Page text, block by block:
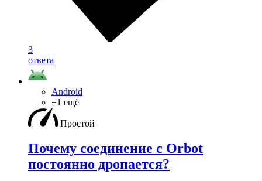
3
ответа
Android
+1 ещё
Простой
Почему соединение с Orbot
постоянно дропается?